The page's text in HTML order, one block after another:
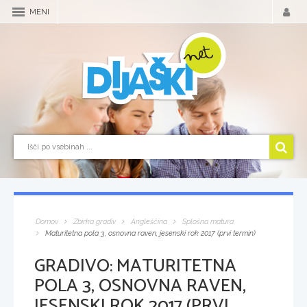
MENI
Domov Zbirka gradiv Angleščina
Splošna matura
Maturitetna pola 3, osnovna raven, jesenski rok 2017 (prvi termin)
GRADIVO:MATURITETNA
POLA 3, OSNOVNA RAVEN,